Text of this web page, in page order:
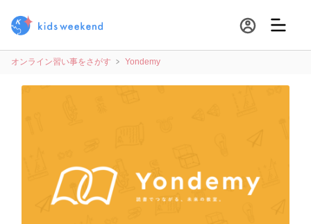
オンライン習い事をさがす Yondemy